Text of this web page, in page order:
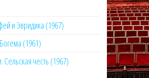
и Эвридика (1967)
(1961)
Сельская честь (1967)